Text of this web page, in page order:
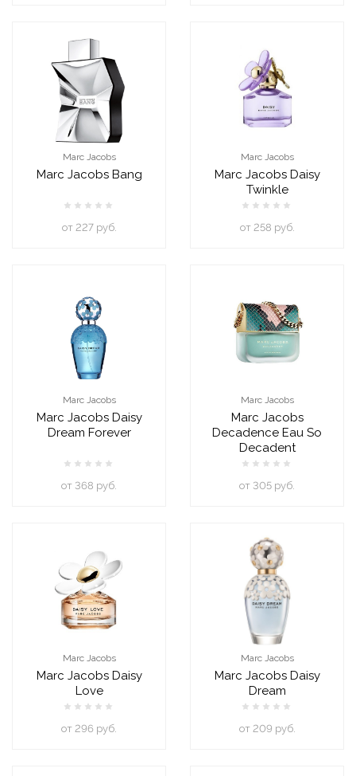
Marc Jacobs
Marc Jacobs Bang
oт 227 руб.
Marc Jacobs
Marc Jacobs Daisy
Twinkle
oт 258 руб.
Marc Jacobs
Marc Jacobs Daisy
Dream Forever
oт 368 руб.
Marc Jacobs
Marc Jacobs
Decadence Eau So
Decadent
oт 305 руб.
Marc Jacobs
Marc Jacobs Daisy
Love
oт 296 руб.
Marc Jacobs
Marc Jacobs Daisy
Dream
oт 209 руб.